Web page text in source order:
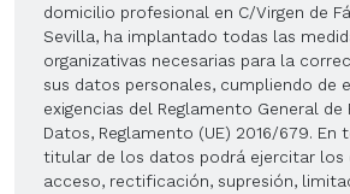
domicilio profesional en C/Virgen de
Sevilla, ha implantado todas las
organizativas necesarias para la
sus datos personales, cumpliendo de
exigencias del Reglamento General
Datos, Reglamento (UE) 2016/679. En
titular de los datos podrá ejercitar los
acceso, rectificación, supresión,